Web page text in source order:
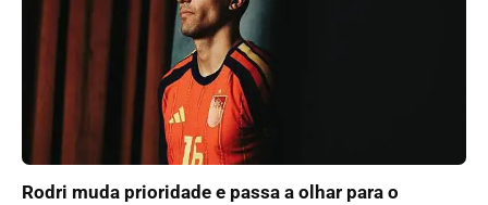
Rodri muda prioridade e passa a olhar para o